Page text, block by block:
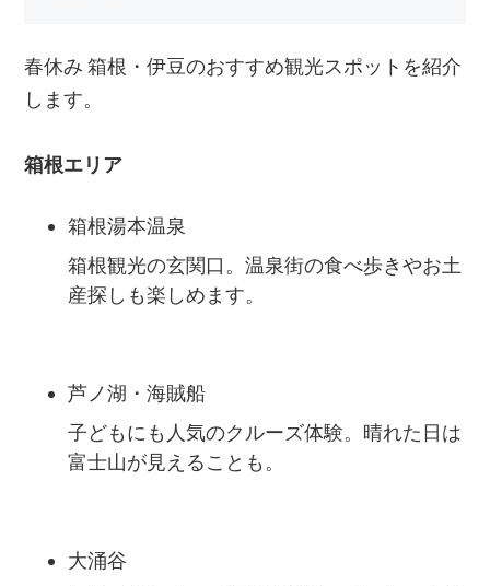
春休み 箱根・伊豆のおすすめ観光スポットを紹介
します。
箱根エリア
箱根湯本温泉
箱根観光の玄関口。温泉街の食べ歩きやお土
産探しも楽しめます。
芦ノ湖・海賊船
子どもにも人気のクルーズ体験。晴れた日は
富士山が見えることも。
大涌谷